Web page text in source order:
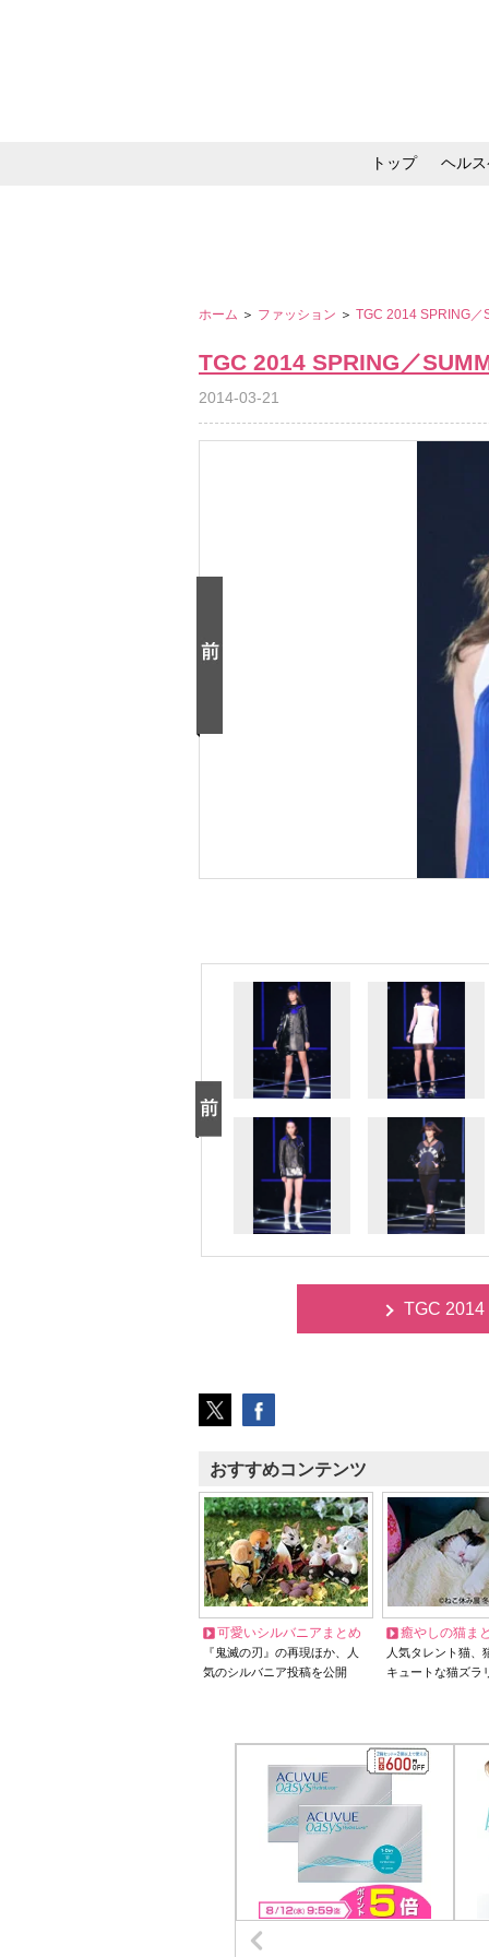
トップ ヘル
ホーム ＞ ファッション ＞ TGC 2014 SPRING
TGC 2014 SPRING／
2014-03-21
TGC
おすすめコンテンツ
可愛いシルバニアまとめ
『鬼滅の刃』の再現ほか、人
気のシルバニア投稿を公開
癒やしの猫ま
人気タレント猫
キュートな猫ズラ